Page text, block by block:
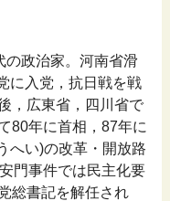
の政治家。河南省滑
に入党，抗日戦を戦
，広東省，四川省で
80年に首相，87年に
へい)の改革・開放路
門事件では民主化要
総書記を解任され